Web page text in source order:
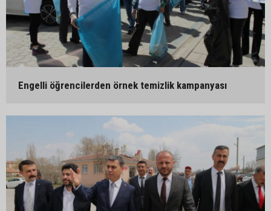
Engelli öğrencilerden örnek temizlik kampanyası